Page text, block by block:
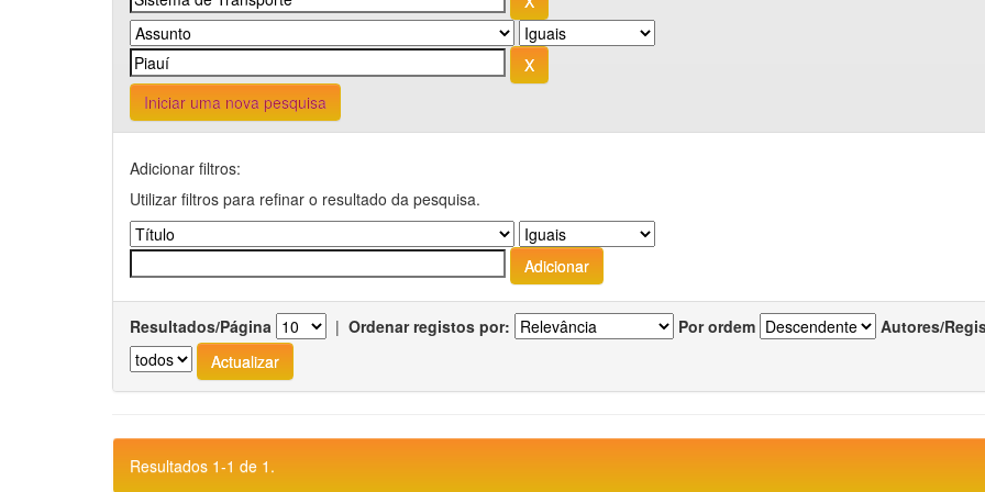
Iniciar uma nova pesquisa
Adicionar filtros:
Utilizar filtros para refinar o resultado da pesquisa.
Resultados/Página | Ordenar registos por: Por ordem Autores/
Resultados 1-1 de 1.